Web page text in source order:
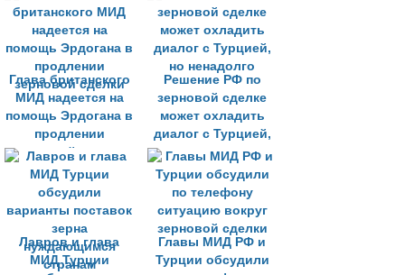
сделки
Глава британского
МИД надеется на
помощь Эрдогана в
продлении
зерновой сделки
Решение РФ по
зерновой сделке
может охладить
диалог с Турцией,
но ненадолго
Лавров и глава
МИД Турции
Главы МИД РФ и
Турции обсудили